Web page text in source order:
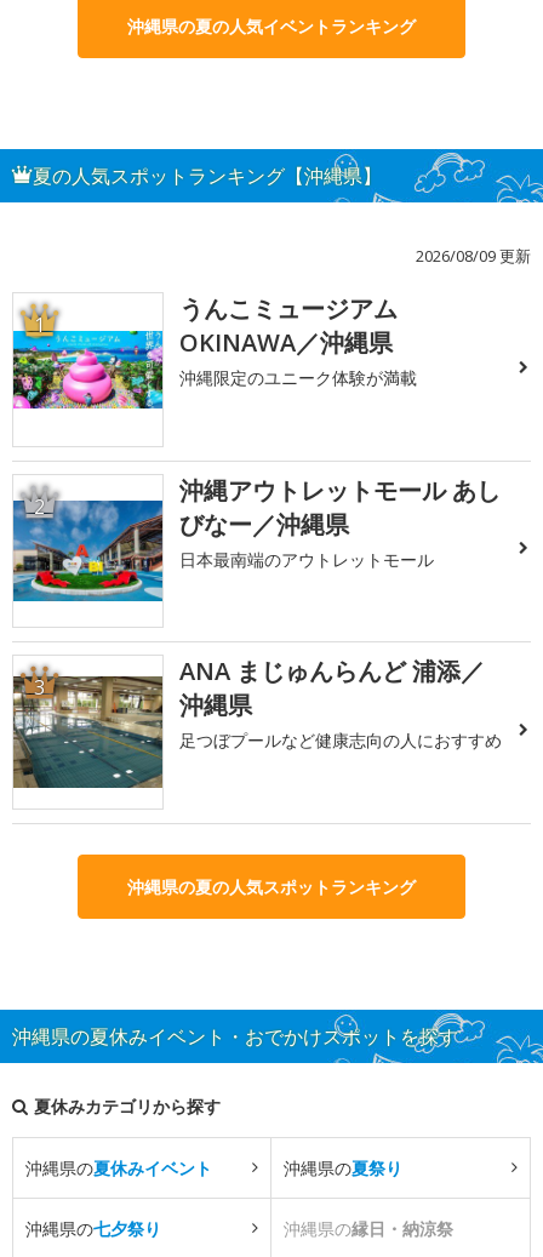
沖縄県の夏の人気イベントランキング
夏の人気スポットランキング【沖縄県】
2026/08/09 更新
1
うんこミュージアム
OKINAWA／沖縄県
沖縄限定のユニーク体験が満載
2
沖縄アウトレットモール あし
びなー／沖縄県
日本最南端のアウトレットモール
3
ANA まじゅんらんど 浦添／
沖縄県
足つぼプールなど健康志向の人におすすめ
沖縄県の夏の人気スポットランキング
沖縄県の夏休みイベント・おでかけスポットを探す
夏休みカテゴリから探す
沖縄県の夏休みイベント 沖縄県の夏祭り
沖縄県の七夕祭り 沖縄県の縁日・納涼祭